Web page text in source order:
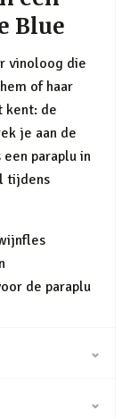
Blue
vinoloog die
of haar
kent: de
je aan de
paraplu in
tijdens
de paraplu
⌄
⌄